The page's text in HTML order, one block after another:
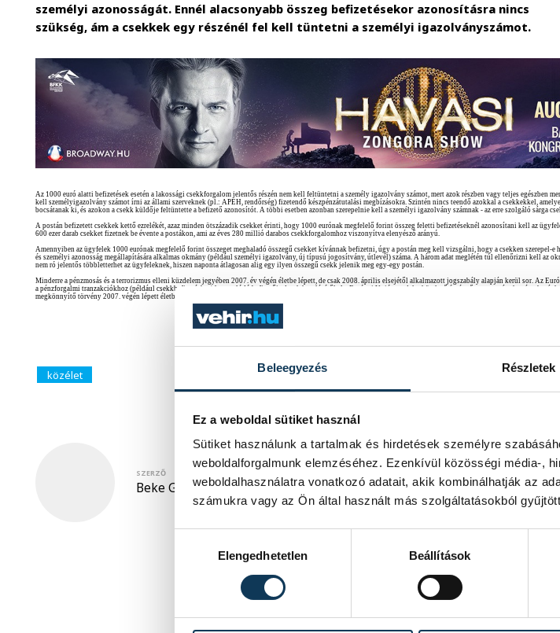
Beleegyezés Részletek
Ez a weboldal sütiket használ
Sütiket használunk a tartalmak és hirdetések személyre
weboldalforgalmunk elemzéséhez. Ezenkívül közösségi média-,
weboldalhasználatra vonatkozó adatait, akik kombinálhatják az
számukra vagy az Ön által használt más szolgáltatásokból
Elengedhetetlen
Beállítások
személyi azonosságát. Ennél alacsonyabb összeg befizetésekor azonosításra nincs
szükség, ám a csekkek egy részénél fel kell tüntetni a személyi igazolványszámot.
Az 1000 euró alatti befizetések esetén a lakossági csekkforgalom jelentős részén nem kell feltüntetni a személy igazolvány számot, mert azok részben vagy teljes egészben
kell személyigazolvány számot írni az állami szerveknek (pl.: APEH, rendőrség) fizetendő készpénzátutalási megbízásokra. Szintén nincs teendő azokkal a csekkekkel,
bocsátanak ki, és azokon a csekk küldője feltüntette a befizető azonosítót. A többi esetben azonban szerepelnie kell a személyi igazolvány számnak - az erre szolgáló sárga
A postán befizetett csekkek kettő ezrelékét, azaz minden ötszázadik csekket érinti, hogy 1000 eurónak megfelelő forint összeg feletti befizetéseknél azonosítani kell az
600 ezer darab csekket fizetnek be évente a postákon, ami az éves 280 millió darabos csekkforgalomhoz viszonyítva elenyésző arányú.
Amennyiben az ügyfelek 1000 eurónak megfelelő forint összeget meghaladó összegű csekket kívánnak befizetni, úgy a postán meg kell vizsgálni, hogy a csekken szerepel-e
és személyi azonosság megállapítására alkalmas okmány (például személyi igazolvány, új típusú jogosítvány, útlevél) száma. A három adat meglétén túl ellenőrizni kell az
nem ró jelentős többletterhet az ügyfeleknek, hiszen naponta átlagosan alig egy ilyen összegű csekk jelenik meg egy-egy postán.
Minderre a pénzmosás és a terrorizmus elleni küzdelem jegyében 2007. év végén életbe lépett, de csak 2008. április elsejétől alkalmazott jogszabály alapján kerül sor. Az
a pénzforgalmi tranzakciókhoz (például csekkbefizetéshez) kapcsolódó befizetői adatok kezeléséről. Az Európai Uniós rendelet kötelező érvényű a tagországokra, így
megkönnyítő törvény 2007. végén lépett életbe.
közélet
SZERZŐ
Beke G. László